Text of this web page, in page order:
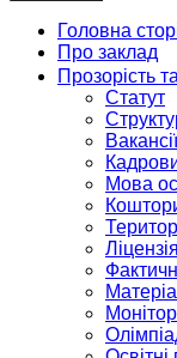
Головна
Про заклад
Прозорість
Статут
Вакансії
Мова
Ліцензія